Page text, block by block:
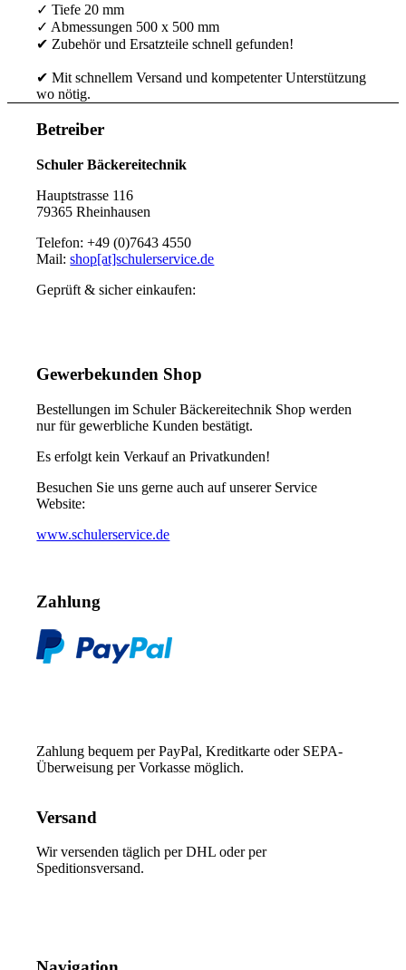
✓ Tiefe 20 mm
✓ Abmessungen 500 x 500 mm
✔ Zubehör und Ersatzteile schnell gefunden!
✔ Mit schnellem Versand und kompetenter Unterstützung
wo nötig.
Betreiber
Schuler Bäckereitechnik
Hauptstrasse 116
79365 Rheinhausen
Telefon: +49 (0)7643 4550
Mail:shop[at]schulerservice.de
Geprüft & sicher einkaufen:
Gewerbekunden Shop
Bestellungen im Schuler Bäckereitechnik Shop werden
nur für gewerbliche Kunden bestätigt.
Es erfolgt kein Verkauf an Privatkunden!
Besuchen Sie uns gerne auch auf unserer Service
Website:
www.schulerservice.de
Zahlung
Zahlung bequem per PayPal, Kreditkarte oder SEPA-
Überweisung per Vorkasse möglich.
Versand
Wir versenden täglich per DHL oder per
Speditionsversand.